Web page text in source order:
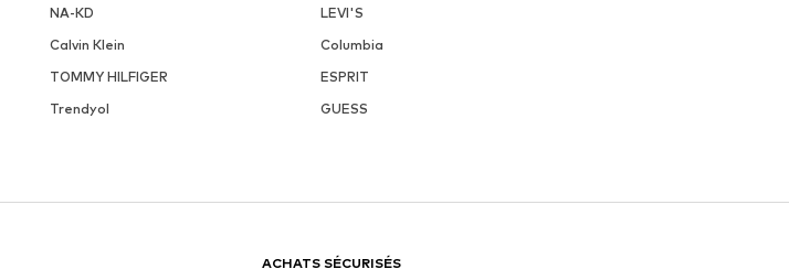
NA-KD
LEVI'S
Calvin Klein
Columbia
TOMMY HILFIGER
ESPRIT
Trendyol GUESS
ACHATS SÉCURISÉS